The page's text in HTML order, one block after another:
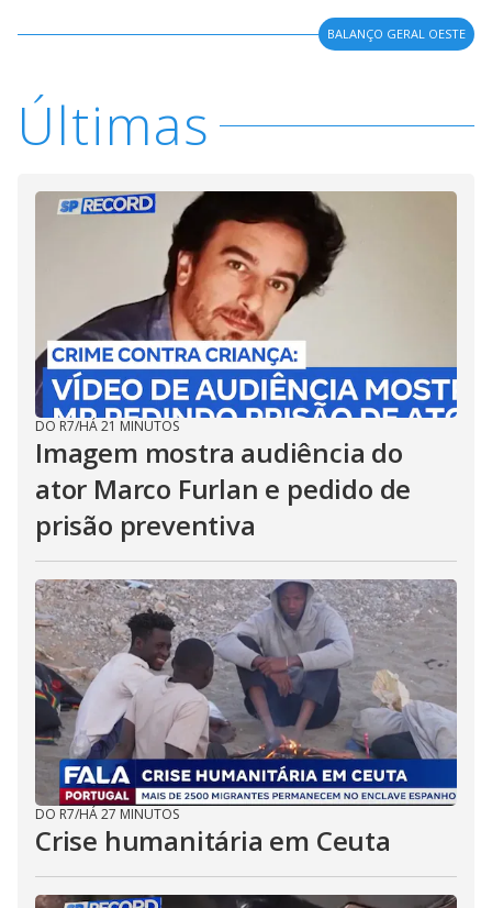
BALANÇO GERAL OESTE
Últimas
DO R7/HÁ 21 MINUTOS
Imagem mostra audiência do
ator Marco Furlan e pedido de
prisão preventiva
DO R7/HÁ 27 MINUTOS
Crise humanitária em Ceuta